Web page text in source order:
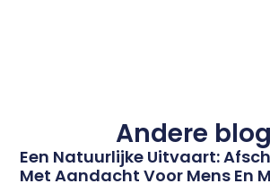
Andere
Een Natuurlijke Uitvaart:
Met Aandacht Voor Mens En